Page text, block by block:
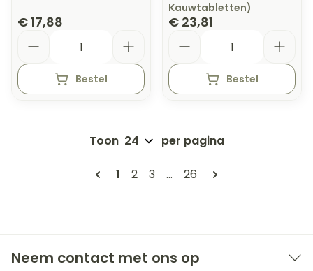
€ 17,88
Bestel
Kauwtabletten)
€ 23,81
Bestel
Pagina's
U lees momenteel pagina
1 Pagina
2 Pagina
3 ... Pagina
26
Toon per pagina
Neem contact met ons op